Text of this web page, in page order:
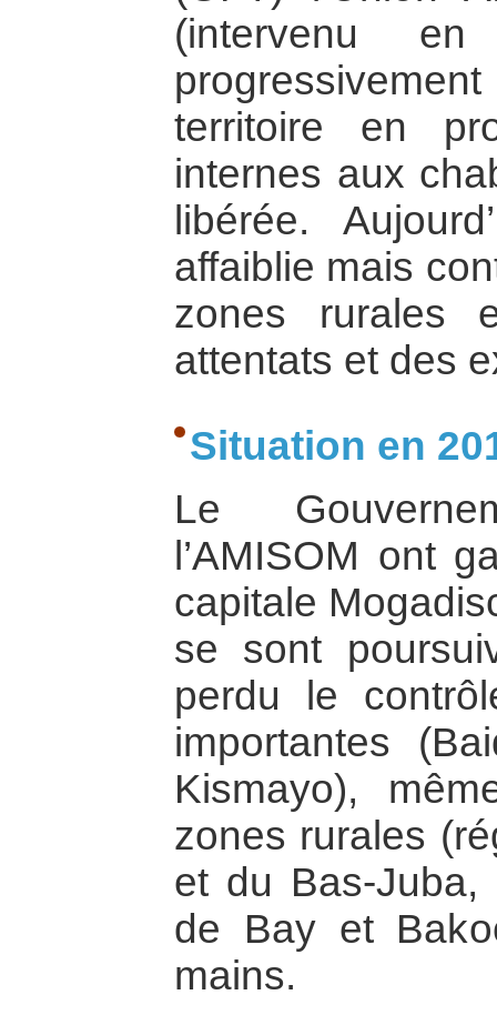
(intervenu en
territoire en
internes aux
libérée.
affaiblie mais
zones rurales
attentats et des
Situation en
Le
l’AMISOM ont
capitale
se sont
perdu le
importantes
Kismayo),
zones rurales
et du Bas-
de Bay et
mains.